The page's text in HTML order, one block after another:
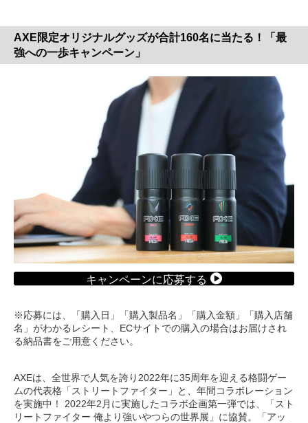
AXE限定オリジナルグッズが合計160名に当たる！「最
強への一歩キャンペーン」
キャンペーンに応募する
※応募には、「購入日」「購入製品名」「購入金額」「購入店舗
名」がわかるレシート、ECサイトでの購入の場合はお届けされ
る納品書をご用意ください。
AXEは、全世界で人気を誇り2022年に35周年を迎える格闘ゲー
ムの代表格「ストリートファイター」と、年間コラボレーション
を実施中！ 2022年2月に実施したコラボ企画第一弾では、「スト
リートファイター 俺より強いやつらの世界展」に協賛。「アッ